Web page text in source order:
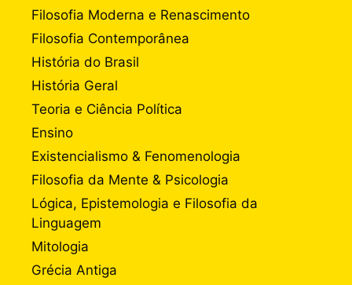
Filosofia Moderna e Renascimento
Filosofia Contemporânea
História do Brasil
História Geral
Teoria e Ciência Política
Ensino
Existencialismo & Fenomenologia
Filosofia da Mente & Psicologia
Lógica, Epistemologia e Filosofia da
Linguagem
Mitologia
Grécia Antiga